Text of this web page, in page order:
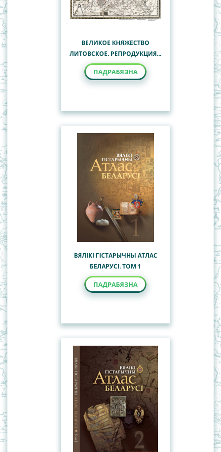
ВЕЛИКОЕ КНЯЖЕСТВО
ЛИТОВСКОЕ. РЕПРОДУКЦИЯ...
ПАДРАБЯЗНА
ВЯЛІКІ ГІСТАРЫЧНЫ АТЛАС
БЕЛАРУСІ. ТОМ 1
ПАДРАБЯЗНА